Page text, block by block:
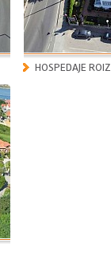
HOSPEDAJE ROIZ